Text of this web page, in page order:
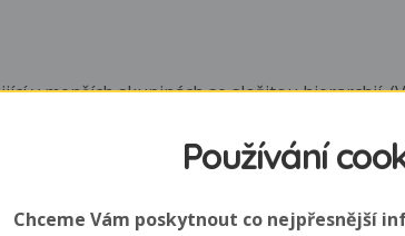
v menších skupinách se složitou hierarchií.
Březost 39 - 42 dní. S péčí o potomstvo
Používání
Chceme Vám poskytnout co nejpřesnější